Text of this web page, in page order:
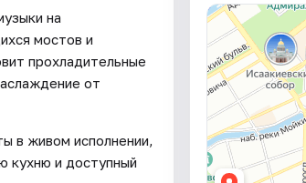
на
мостов и
прохладительные
от
в живом исполнении,
кухню и доступный